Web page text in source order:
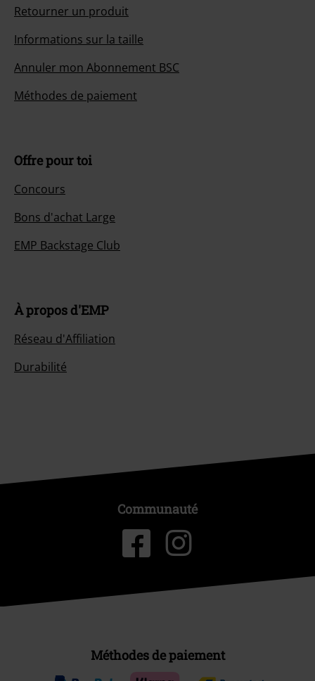
Retourner un produit
Informations sur la taille
Annuler mon Abonnement BSC
Méthodes de paiement
Offre pour toi
Concours
Bons d'achat Large
EMP Backstage Club
À propos d'EMP
Réseau d'Affiliation
Durabilité
Communauté
Méthodes de paiement